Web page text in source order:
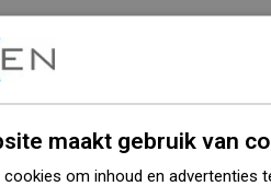
maakt gebruik van
cookies om inhoud en advertenties